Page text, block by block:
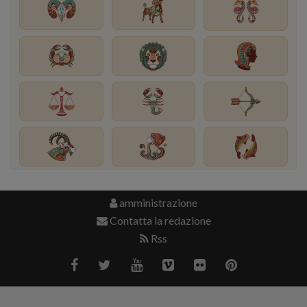
amministrazione
Contatta la redazione
Rss